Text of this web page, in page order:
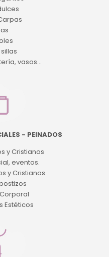
vasos...
- PEINADOS
y Cristianos
eventos.
y Cristianos
Estéticos